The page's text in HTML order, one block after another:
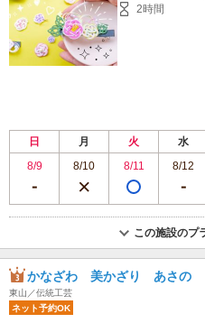
2時間
日 月 火 水
8/9
8/10 8/11 8/12
この施設のプ
かなざわ 美かざり あさの
東山／伝統工芸
ネット予約OK